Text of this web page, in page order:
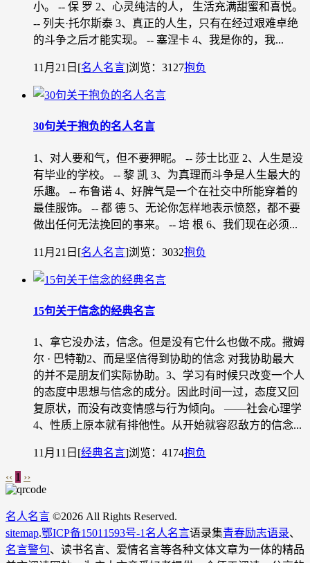
小。 -- 保 罗 2、心灵纯洁的人， 生活充满甜蜜和喜悦。
-- 列夫·托尔斯泰 3、真正的人生，只有在经过艰难卓绝
的斗争之后才能实现。 -- 塞涅卡 4、我是你的，我...
11月21日 [名人名言]浏览：3127抱负
30句关于抱负的名人名言
1、对人要和气，但不要狎昵。 -- 莎士比亚 2、人生是没
有毕业的学校。 -- 黎 凯 3、为真理而斗争是人生最大的
乐趣。 -- 布鲁诺 4、好脾气是一个在社交中所能穿着的
最佳服饰。 -- 都 德 5、无论你怎样地表示愤怒，都不要
做出任何无法挽回的事来。 -- 培 根 6、我们现在必须...
11月21日 [名人名言]浏览：3032抱负
15句关于信念的经典名言
1、拿它没办法，信念。但是没有它什么也做不成。撒姆
尔 · 巴特勒2、而是坚信得到协助的信念 对我协助最大
的并不是朋友们实际协助。3、学习有时候只改变一个人
的态度中思想与信念的成分。因此时间一过，态度又回
复原状，而没有改变情感与行为倾向。 ——社会心理学
4、性质上原本就有排他性。从开始就容忍敌方的信念...
11月11日 [经典名言]浏览：4174抱负
‹‹ 1 ››
名人名言 ©2026 All Rights Reserved.
sitemap.鄂ICP备15011593号-1 名人名言语录集青春励志语录、
名言警句、读书名言、爱情名言等各种文体文章为一体的精品